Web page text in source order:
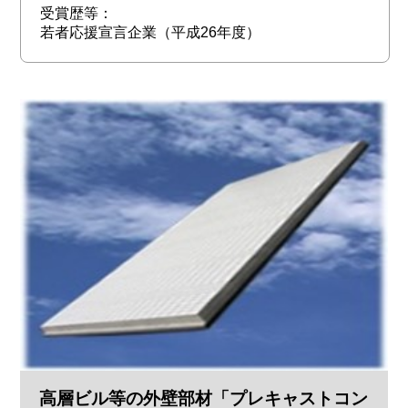
受賞歴等：
若者応援宣言企業（平成26年度）
高層ビル等の外壁部材「プレキャストコン